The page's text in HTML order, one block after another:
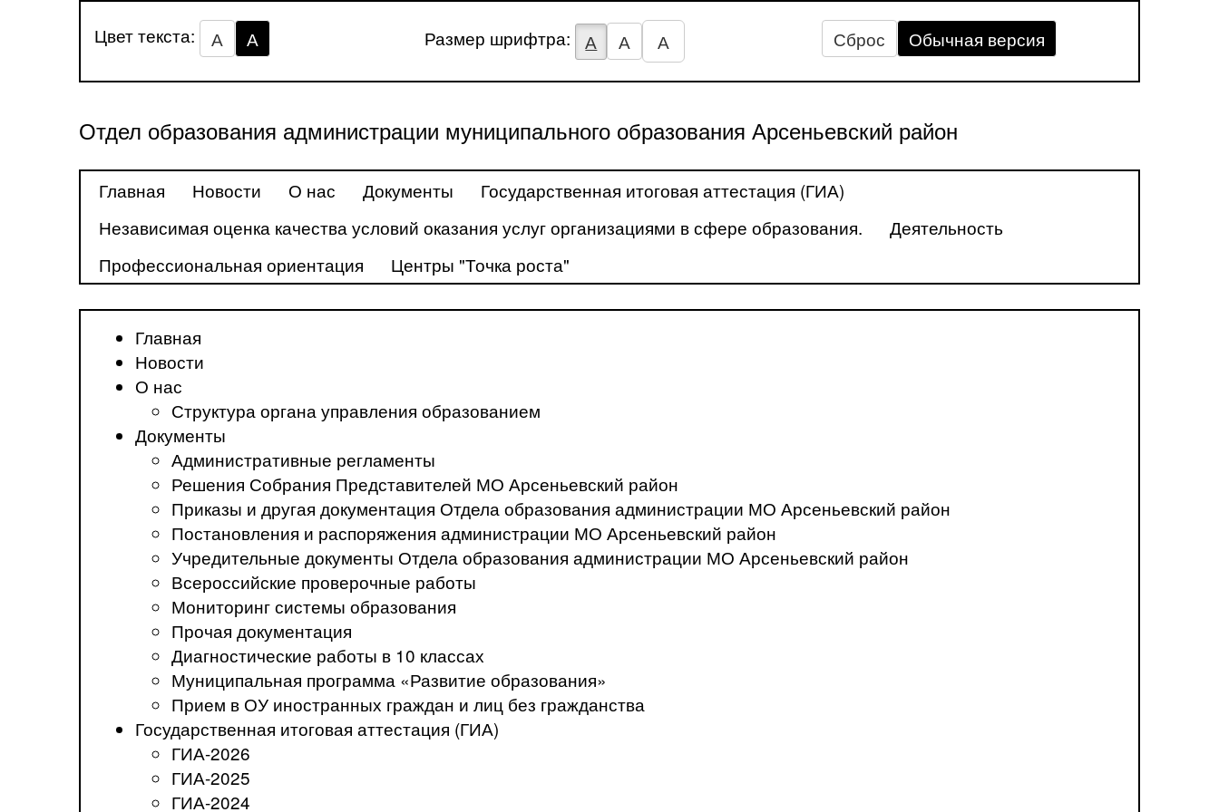
Цвет текста: А А Размер шрифтра: А А А Сброс Обычная версия
Отдел образования администрации муниципального образования Арсеньевский район
Главная Новости О нас Документы
Государственная итоговая аттестация (ГИА)
Независимая оценка качества условий оказания услуг организациями в сфере образования.
Деятельность
Профессиональная ориентация
Центры "Точка роста"
Главная
Новости
О нас
Структура органа управления образованием
Документы
Административные регламенты
Решения Собрания Представителей МО Арсеньевский район
Приказы и другая документация Отдела образования администрации МО Арсеньевский район
Постановления и распоряжения администрации МО Арсеньевский район
Учредительные документы Отдела образования администрации МО Арсеньевский район
Всероссийские проверочные работы
Мониторинг системы образования
Прочая документация
Диагностические работы в 10 классах
Муниципальная программа «Развитие образования»
Прием в ОУ иностранных граждан и лиц без гражданства
Государственная итоговая аттестация (ГИА)
ГИА-2026
ГИА-2025
ГИА-2024